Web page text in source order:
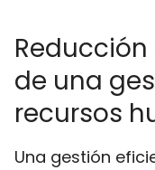
de una
recursos
Una gestión